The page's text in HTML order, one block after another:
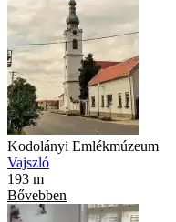
Kodolányi Emlékmúzeum
Vajszló
193 m
Bővebben